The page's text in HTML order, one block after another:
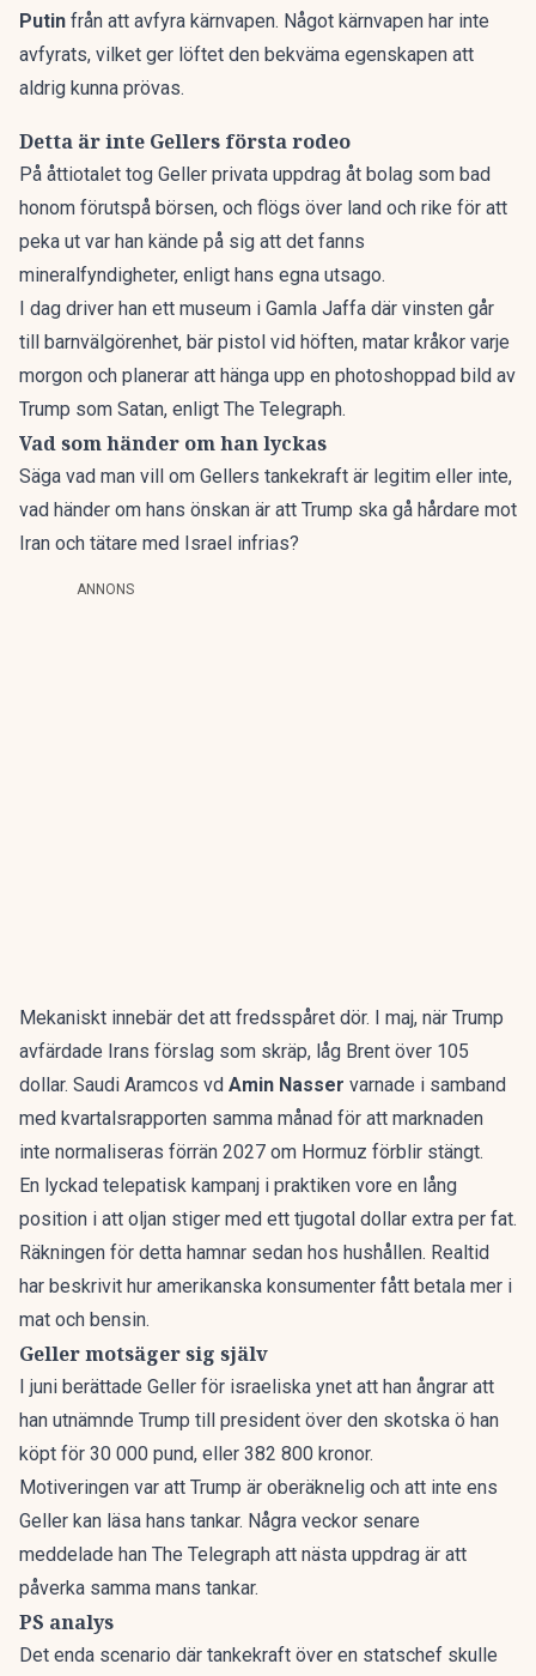
Putin från att avfyra kärnvapen. Något kärnvapen har inte
avfyrats, vilket ger löftet den bekväma egenskapen att
aldrig kunna prövas.
Detta är inte Gellers första rodeo
På åttiotalet tog Geller privata uppdrag åt bolag som bad
honom förutspå börsen, och flögs över land och rike för att
peka ut var han kände på sig att det fanns
mineralfyndigheter, enligt hans egna utsago.
I dag driver han ett museum i Gamla Jaffa där vinsten går
till barnvälgörenhet, bär pistol vid höften, matar kråkor varje
morgon och planerar att hänga upp en photoshoppad bild av
Trump som Satan, enligt The Telegraph.
Vad som händer om han lyckas
Säga vad man vill om Gellers tankekraft är legitim eller inte,
vad händer om hans önskan är att Trump ska gå hårdare mot
Iran och tätare med Israel infrias?
ANNONS
Mekaniskt innebär det att fredsspåret dör. I maj, när Trump
avfärdade Irans förslag som skräp, låg Brent över 105
dollar. Saudi Aramcos vd Amin Nasser varnade i samband
med kvartalsrapporten samma månad för att marknaden
inte normaliseras förrän 2027 om Hormuz förblir stängt.
En lyckad telepatisk kampanj i praktiken vore en lång
position i att oljan stiger med ett tjugotal dollar extra per fat.
Räkningen för detta hamnar sedan hos hushållen. Realtid
har beskrivit hur amerikanska konsumenter fått betala mer i
mat och bensin.
Geller motsäger sig själv
I juni berättade Geller för israeliska ynet att han ångrar att
han utnämnde Trump till president över den skotska ö han
köpt för 30 000 pund, eller 382 800 kronor.
Motiveringen var att Trump är oberäknelig och att inte ens
Geller kan läsa hans tankar. Några veckor senare
meddelade han The Telegraph att nästa uppdrag är att
påverka samma mans tankar.
PS analys
Det enda scenario där tankekraft över en statschef skulle